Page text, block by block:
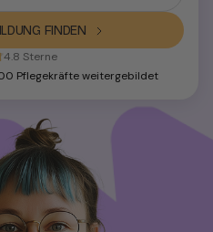
FINDEN
4.8 Sterne
Pflegekräfte weitergebildet